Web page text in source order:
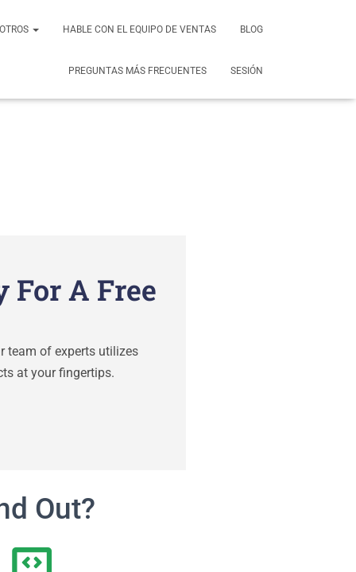
HABLE CON EL EQUIPO DE VENTAS BLOG
PREGUNTAS MÁS FRECUENTES SESIÓN
de
For A Free
team of experts utilizes
at your fingertips.
Out?